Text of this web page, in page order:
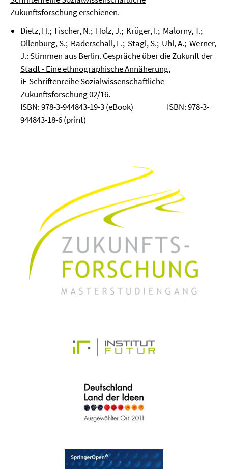
Zukunftsforschungerschienen.
Dietz, H.; Fischer, N.; Holz, J.; Krüger, I.; Malorny, T.;
Ollenburg, S.; Raderschall, L.; Stagl, S.; Uhl, A.; Werner,
J.: Stimmen aus Berlin. Gespräche über die Zukunft der
Stadt - Eine ethnographische Annäherung.
iF-Schriftenreihe Sozialwissenschaftliche
Zukunftsforschung 02/16.
ISBN: 978-3-944843-19-3 (eBook) ISBN: 978-3-
944843-18-6 (print)